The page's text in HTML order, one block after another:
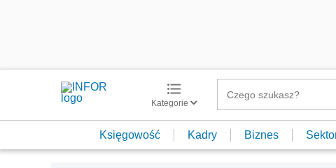
Kategorie
Księgowość Kadry Biznes